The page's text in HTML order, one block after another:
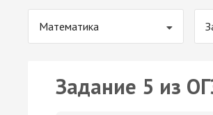
Математика
Задание 5 из